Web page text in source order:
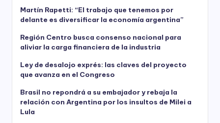
Martín Rapetti: “El trabajo que tenemos por
delante es diversificar la economía argentina”
Región Centro busca consenso nacional para
aliviar la carga financiera de la industria
Ley de desalojo exprés: las claves del proyecto
que avanza en el Congreso
Brasil no repondrá a su embajador y rebaja la
relación con Argentina por los insultos de Milei a
Lula